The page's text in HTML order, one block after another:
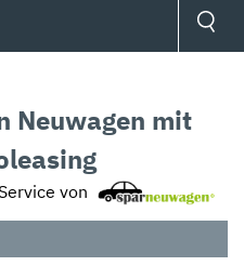
Neuwagen mit
von